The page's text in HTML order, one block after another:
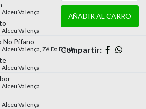
Alceu Valença
Alceu Valença
No Pífano
Alceu Valença,Zé Da Flauta
Alceu Valença
Alceu Valença
Alceu Valença
Compartir: